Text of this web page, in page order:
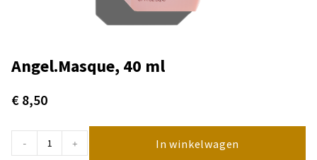
Angel.Masque, 40 ml
€ 8,50
- + In winkelwagen